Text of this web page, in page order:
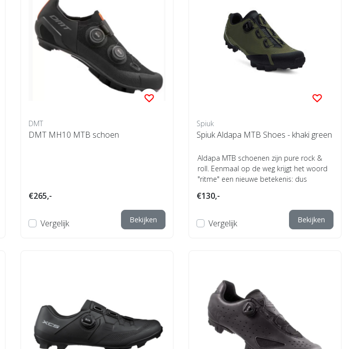
DMT
DMT MH10 MTB schoen
€265,-
Vergelijk Bekijken
Spiuk
Spiuk Aldapa MTB Shoes - khaki green
Aldapa MTB schoenen zijn pure rock &
roll. Eenmaal op de weg krijgt het woord
"ritme" een nieuwe betekenis: dus
€130,-
Vergelijk Bekijken